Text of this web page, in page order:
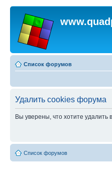
Список форумов
Удалить cookies форума
Вы уверены, что хотите
Список форумов